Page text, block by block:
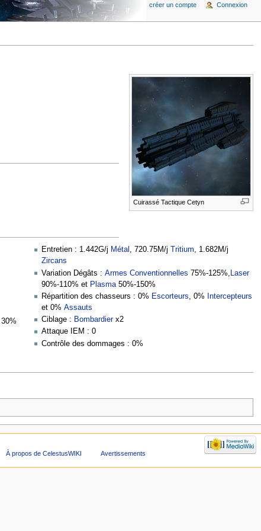
Cuirassé Tactique Cetyn
, 30%
Entretien : 1.442G/j Métal , 720.75M/j Tritium, 1.682M/j
Zircans
Variation Dégâts :Armes Conventionnelles 75%-125%,
Laser
90%-110% et Plasma 50%-150%
Répartition des chasseurs : 0% Escorteurs, 0%
Intercepteurs
et 0%Assauts
Ciblage : Bombardierx2
Attaque IEM : 0
Contrôle des dommages : 0%
créer un compte Connexion
À propos de CelestusWIKI Avertissements